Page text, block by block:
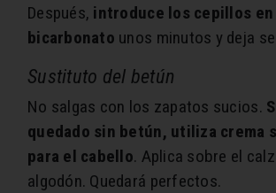
Después, introduce los cepillos en
bicarbonato unos minutos y deja
Sustituto del betún
No salgas con los zapatos sucios.
quedado sin betún, utiliza crema
para el cabello. Aplica sobre el
algodón. Quedará perfectos.